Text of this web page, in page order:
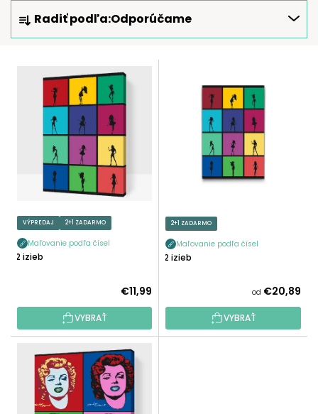
D
K
T
O
V
Radiť podľa:Odporúčame
U
K
T
VÝPREDAJ 2+1 ZADARMO
Maľovanie podľa čísel
12 izieb
€11,99
VYBRAŤ
2+1 ZADARMO
Maľovanie podľa čísel
12 izieb
od €20,89
VYBRAŤ